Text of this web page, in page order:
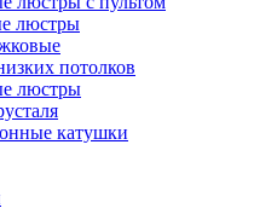
люстры
потолков
люстры
катушки